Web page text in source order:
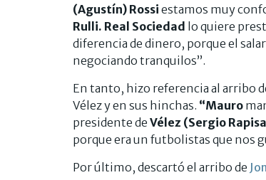
(Agustín) Rossi estamos muy
Rulli. Real Sociedad lo quiere
diferencia de dinero, porque el
negociando tranquilos”.
En tanto, hizo referencia al arribo
Vélez y en sus hinchas. “Mauro
presidente de Vélez (Sergio
porque era un futbolistas que nos
Por último, descartó el arribo de